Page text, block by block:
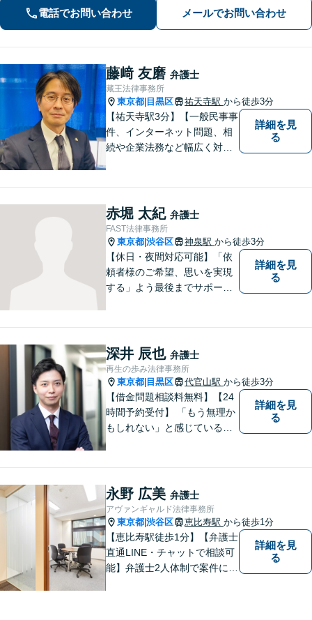
広く対応可能｡早期解決に向けて尽力し
ます【渋谷区周辺企業様からのご相談
歓迎】
電話でお問い合わせ メールでお問い合わせ
藤﨑 友磨 弁護士
藏王法律事務所
東京都 目黒区 祐天寺駅 から徒歩3分
【祐天寺駅3分】【一般民事事
件、インターネット問題、相
続や企業法務など幅広く対応
りごとがあれば、なんでもご
相談ください。スピーディで
的確な解決方法をご提案いた
します。
詳細を見
る
赤堀 太紀 弁護士
FAST法律事務所
東京都 渋谷区 神泉駅 から徒歩3分
【休日・夜間対応可能】「依
頼者様のご希望、思いを実現
する」よう最後までサポート
詳細を見
る
深井 辰也 弁護士
再生の歩み法律事務所
東京都 目黒区 代官山駅 から徒歩3分
【借金問題相談料無料】【24
時間予約受付】 「もう無理か
もしれない」と感じている方
ンドオピニオンにも対応】
詳細を見
る
永野 広美 弁護士
アヴァンギャルド法律事務所
東京都 渋谷区 恵比寿駅 から徒歩1分
【恵比寿駅徒歩1分】【弁護士
直通LINE・チャットで相談可
能】弁護士2人体制で案件に取
詳細を見
る